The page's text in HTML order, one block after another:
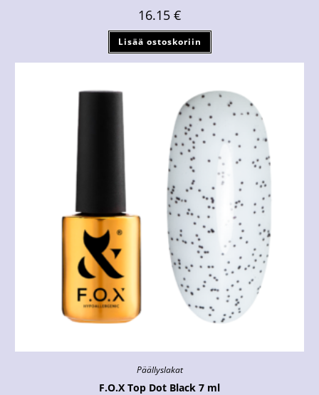
16.15 €
Lisää ostoskoriin
Päällyslakat
F.O.X Top Dot Black 7 ml